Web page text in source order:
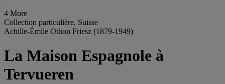
4 More
Collection particulière, Suisse
Achille-Émile Othon Friesz (1879-1949)
La Maison Espagnole à
Tervueren